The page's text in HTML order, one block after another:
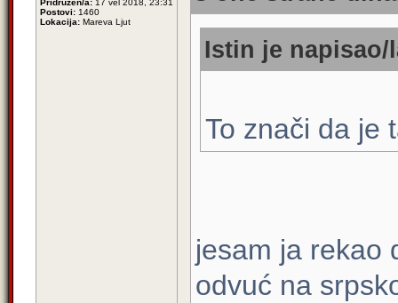
Pridružen/a: 17 vel 2018, 23:31
Postovi: 1460
Lokacija: Mareva Ljut
Istin je napisao/
To znači da je
jesam ja rekao
odvuć na